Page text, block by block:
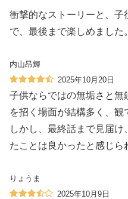
衝撃的なストーリーと、
で、最後まで楽しめました。
内山昂輝
2025年10月20日
子供ならではの無垢さと無
を招く場面が結構多く、観
しかし、最終話まで見届
たことは良かったと感じら
りょうま
2025年10月9日